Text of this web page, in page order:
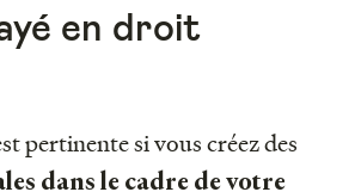
en droit
pertinente si vous créez des
dans le cadre de votre